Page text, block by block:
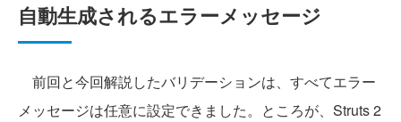
自動生成されるエラーメッセージ
前回と今回解説したバリデーションは、すべてエラー
メッセージは任意に設定できました。ところが、Struts 2